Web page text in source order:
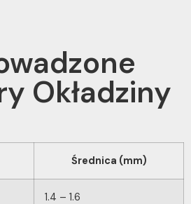
Okładziny
Średnica (mm)
1.4 – 1.6